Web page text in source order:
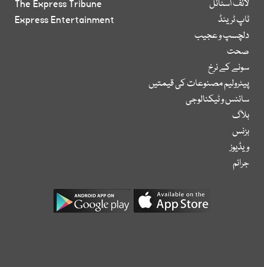
لائف اسٹائل
ٹاپ ٹرینڈ
دلچسپ و عجیب
صحت
سونے کے نرخ
پیٹرولیم مصنوعات کی قیمتیں
سائنس و ٹیکنالوجی
بلاگ
بزنس
ویڈیوز
جرائم
The Express Tribune
Express Entertainment